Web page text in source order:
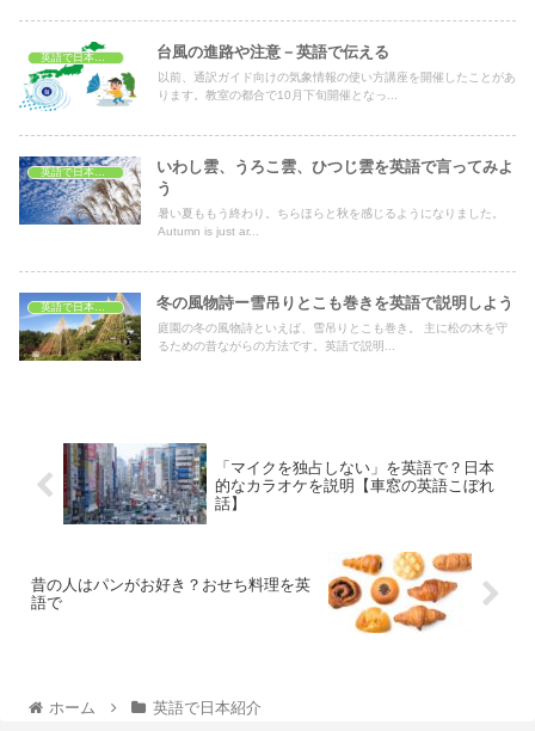
台風の進路や注意－英語で伝える
以前、通訳ガイド向けの気象情報の使い方講座を開催したことがあ
ります。教室の都合で10月下旬開催となっ...
いわし雲、うろこ雲、ひつじ雲を英語で言ってみよ
う
暑い夏ももう終わり。ちらほらと秋を感じるようになりました。
Autumn is just ar...
英語で日本紹介 冬の風物詩ー雪吊りとこも巻きを英語で説明しよう
庭園の冬の風物詩といえば、雪吊りとこも巻き。 主に松の木を守
るための昔ながらの方法です。英語で説明...
「マイクを独占しない」を英語で？日本
的なカラオケを説明【車窓の英語こぼれ
話】
昔の人はパンがお好き？おせち料理を英
語で
ホーム 英語で日本紹介